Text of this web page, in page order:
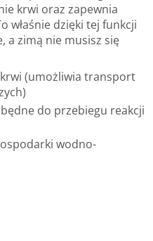
krwi oraz zapewnia
właśnie dzięki tej funkcji
a zimą nie musisz się
krwi (umożliwia transport
do przebiegu reakcji
wodno-